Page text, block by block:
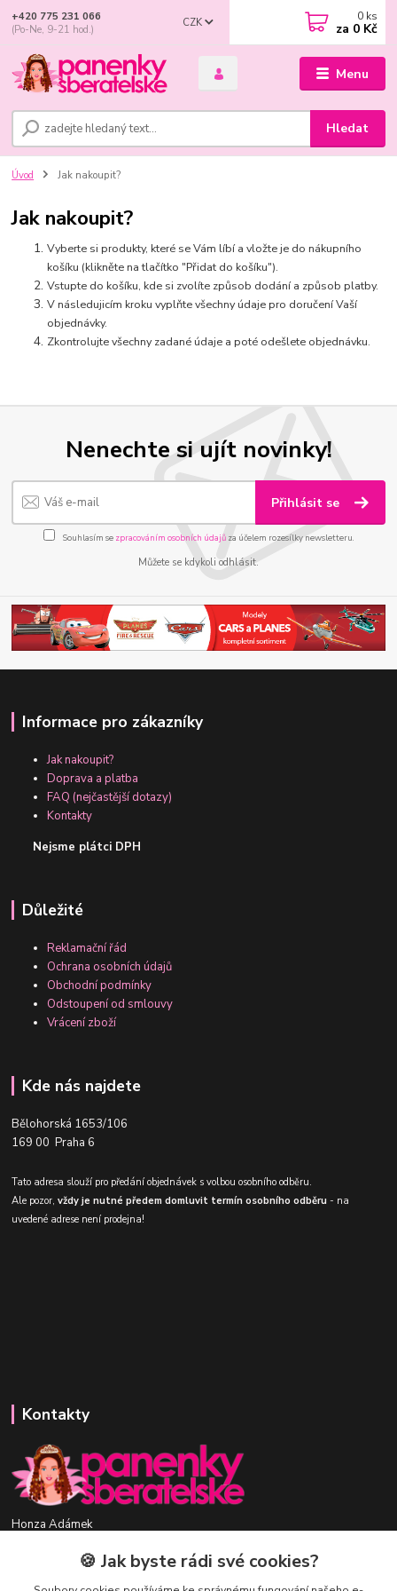
Menu
CZK
Hledat
+420 775 231 066
(Po-Ne, 9-21 hod.)
0 ks
za 0 Kč
Úvod Jak nakoupit?
Jak nakoupit?
Vyberte si produkty, které se Vám líbí a vložte je do nákupního
košíku (klikněte na tlačítko "Přidat do košíku").
Vstupte do košíku, kde si zvolíte způsob dodání a způsob platby.
V následujicím kroku vyplňte všechny údaje pro doručení Vaší
objednávky.
Zkontrolujte všechny zadané údaje a poté odešlete objednávku.
Nenechte si ujít novinky!
Přihlásit se
Souhlasím se zpracováním osobních údajůza účelem rozesílky newsletteru.
Můžete se kdykoli odhlásit.
Informace pro zákazníky
Jak nakoupit?
Doprava a platba
FAQ (nejčastější dotazy)
Kontakty
Nejsme plátci DPH
Důležité
Reklamační řád
Ochrana osobních údajů
Obchodní podmínky
Odstoupení od smlouvy
Vrácení zboží
Kde nás najdete
Bělohorská 1653/106
169 00 Praha 6
Tato adresa slouží pro předání objednávek s volbou osobního odběru.
Ale pozor,vždy je nutné předem domluvit termín osobního odběru - na
uvedené adrese není prodejna!
Kontakty
Honza Adámek
(Po-Ne, 9-21 hod.)🍪 Jak byste rádi své cookies?